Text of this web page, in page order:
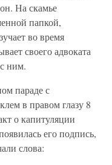
На скамье
папкой,
во время
своего адвоката
ним.
параде с
в правом глазу 8
о капитуляции
его подпись,
слова: